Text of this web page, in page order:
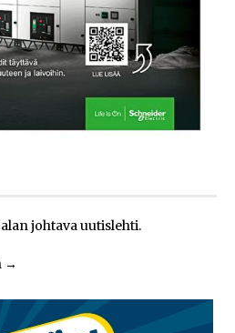
johtava uutislehti.
→